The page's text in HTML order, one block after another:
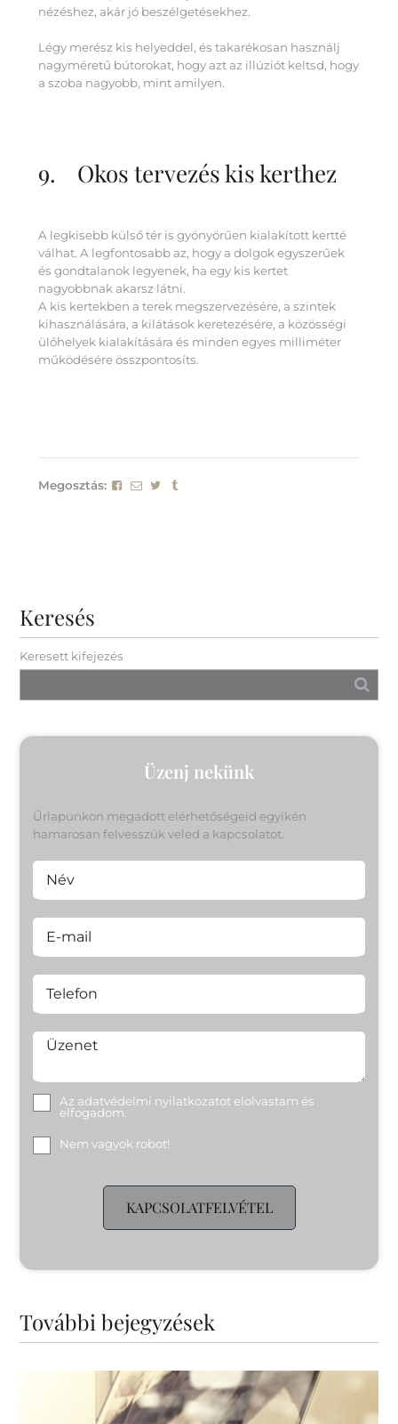
nézéshez, akár jó beszélgetésekhez.
Légy merész kis helyeddel, és takarékosan használj
nagyméretű bútorokat, hogy azt az illúziót keltsd, hogy
a szoba nagyobb, mint amilyen.
9. Okos tervezés kis kerthez
A legkisebb külső tér is gyönyörűen kialakított kertté
válhat. A legfontosabb az, hogy a dolgok egyszerűek
és gondtalanok legyenek, ha egy kis kertet
nagyobbnak akarsz látni.
A kis kertekben a terek megszervezésére, a szintek
kihasználására, a kilátások keretezésére, a közösségi
ülőhelyek kialakítására és minden egyes milliméter
működésére összpontosíts.
Megosztás:
Keresés
Keresett kifejezés
Üzenj nekünk
Űrlapunkon megadott elérhetőségeid egyikén
hamarosan felvesszük veled a kapcsolatot.
Név
E-mail
Telefon
Üzenet
Az adatvédelmi nyilatkozatot elolvastam és
elfogadom.
Nem vagyok robot!
KAPCSOLATFELVÉTEL
További bejegyzések